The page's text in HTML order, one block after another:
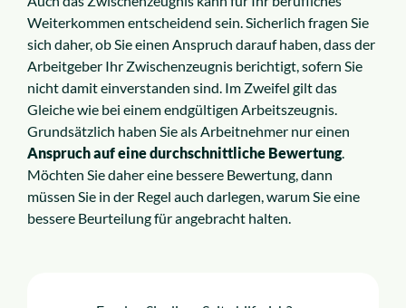
Weiterkommen entscheidend sein. Sicherlich fragen Sie
sich daher, ob Sie einen Anspruch darauf haben, dass der
Arbeitgeber Ihr Zwischenzeugnis berichtigt, sofern Sie
nicht damit einverstanden sind. Im Zweifel gilt das
Gleiche wie bei einem endgültigen Arbeitszeugnis.
Grundsätzlich haben Sie als Arbeitnehmer nur einen
Anspruch auf eine durchschnittliche Bewertung.
Möchten Sie daher eine bessere Bewertung, dann
müssen Sie in der Regel auch darlegen, warum Sie eine
bessere Beurteilung für angebracht halten.